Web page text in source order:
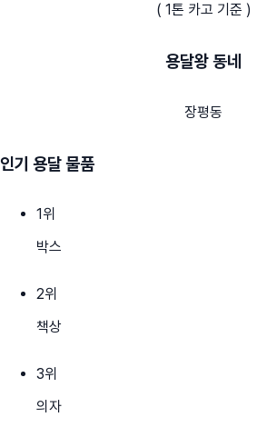
( 1톤 카고 기준 )
용달왕 동네
장평동
인기 용달 물품
1위
박스
2위
책상
3위
의자